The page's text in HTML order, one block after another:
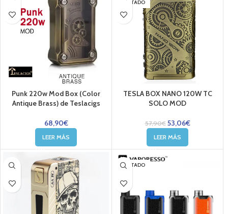
Punk 220w Mod Box (Color
Antique Brass) de Teslacigs
68,90€
LEER MÁS
AGOTADO
TESLA BOX NANO 120W TC
SOLO MOD
57,90€ 53,06€
LEER MÁS
AGOTADO